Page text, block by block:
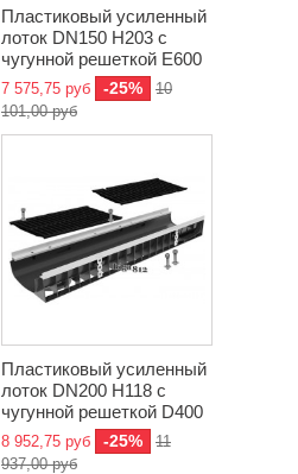
Пластиковый усиленный
лоток DN150 H203 с
чугунной решеткой E600
7 575,75 руб -25%
10
101,00 руб
Пластиковый усиленный
лоток DN200 H118 с
чугунной решеткой D400
8 952,75 руб -25%
11
937,00 руб